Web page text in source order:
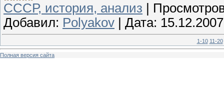
СССР, история, анализ
Добавил: Polyakov Дата: 15.12.2007
1-10 11-20
Полная версия сайта